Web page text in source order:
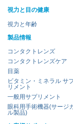
視力と目の健康
視力と年齢
製品情報
コンタクトレンズ
コンタクトレンズケア
目薬
ビタミン・ミネラル サ
リメント
一般用サプリメント
眼科用手術機器(サージ
ル製品)